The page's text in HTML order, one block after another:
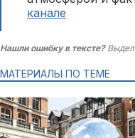
канале
Нашли ошибку в тексте?
МАТЕРИАЛЫ ПО ТЕМЕ